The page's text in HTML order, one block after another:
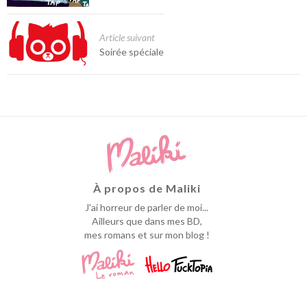
Article suivant
Soirée spéciale
À propos de Maliki
J'ai horreur de parler de moi...
Ailleurs que dans mes BD,
mes romans et sur mon blog !